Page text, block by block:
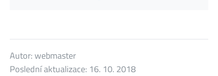
Autor:webmaster
Poslední aktualizace: 16. 10. 2018